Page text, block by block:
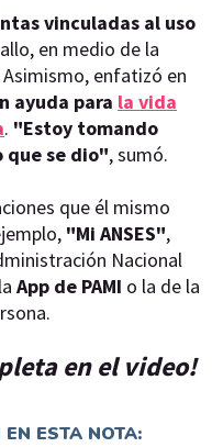
vinculadas al uso
en medio de la
enfatizó en
ayuda para la vida
. "Estoy tomando
que se dio", sumó.
que él mismo
"Mi ANSES",
Nacional
App de PAMI o la de la
en el video!
ESTA NOTA: